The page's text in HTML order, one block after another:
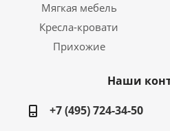
Мягкая мебель
Кресла-кровати
Прихожие
Наши
+7 (495) 724-34-50